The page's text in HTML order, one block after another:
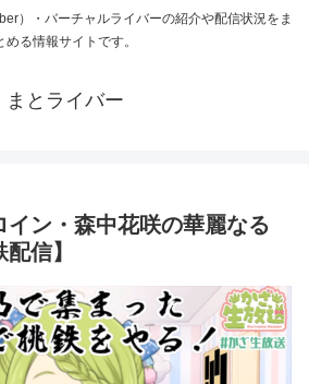
）・バーチャルライバーの紹介や配信状況をま
める情報サイトです。
まとライバー
イン・森中花咲の華麗なる
信】